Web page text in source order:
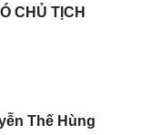
CHỦ TỊCH
Thế Hùng